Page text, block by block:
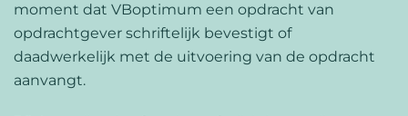
moment dat VBoptimum een opdracht van
opdrachtgever schriftelijk bevestigt of
daadwerkelijk met de uitvoering van de opdracht
aanvangt.